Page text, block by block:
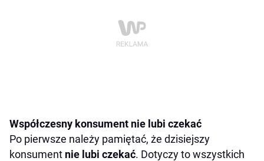
Współczesny konsument nie lubi czekać
Po pierwsze należy pamiętać, że dzisiejszy
konsument nie lubi czekać. Dotyczy to wszystkich